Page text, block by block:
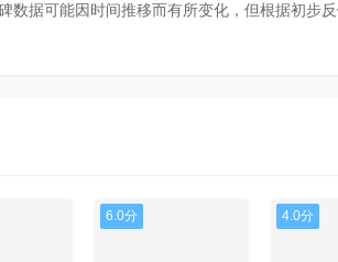
数据可能因时间推移而有所变化，但根据初步
6.0分 4.0分